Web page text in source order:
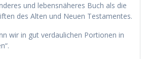
und lebensnäheres Buch als die
des Alten und Neuen Testamentes.
wir in gut verdaulichen Portionen in